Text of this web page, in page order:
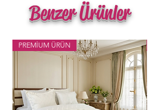
Benzer Ürünler
PREMİUM ÜRÜN